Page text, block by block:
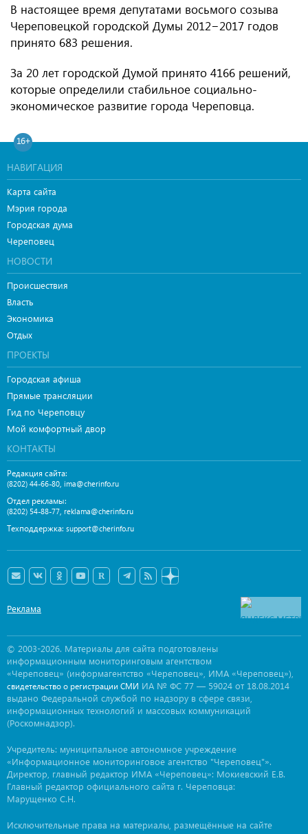
В настоящее время депутатами восьмого созыва
Череповецкой городской Думы 2012−2017 годов
принято 683 решения.
За 20 лет городской Думой принято 4166 решений,
которые определили стабильное социально-
экономическое развитие города Череповца.
16+
НАВИГАЦИЯ
Карта сайта
Мэрия города
Городская дума
Череповец
НОВОСТИ
Происшествия
Власть
Экономика
Отдых
ПРОЕКТЫ
Городская афиша
Прямые трансляции
Гид по Череповцу
Мой комфортный двор
КОНТАКТЫ
Редакция сайта:
(8202) 44-66-80 ima@cherinfo.ru
Отдел рекламы:
(8202) 54-88-77 reklama@cherinfo.ru
Техподдержка: support@cherinfo.ru
Реклама
© 2003-2026. Материалы для сайта подготовлены
информационным мониторинговым агентством
«Череповец» (информагентство «Череповец», ИМА «Череповец»),
свидетельство о регистрации СМИ ИА № ФС 77 — 59024 от 18.08.2014
выдано Федеральной службой по надзору в сфере связи,
информационных технологий и массовых коммуникаций
(Роскомнадзор).
Учредитель: муниципальное автономное учреждение
«Информационное мониторинговое агентство "Череповец"».
Директор, главный редактор ИМА «Череповец»: Мокиевский Е.В.
Главный редактор официального сайта г. Череповца:
Марущенко С.Н.
Исключительные права на материалы, размещённые на сайте